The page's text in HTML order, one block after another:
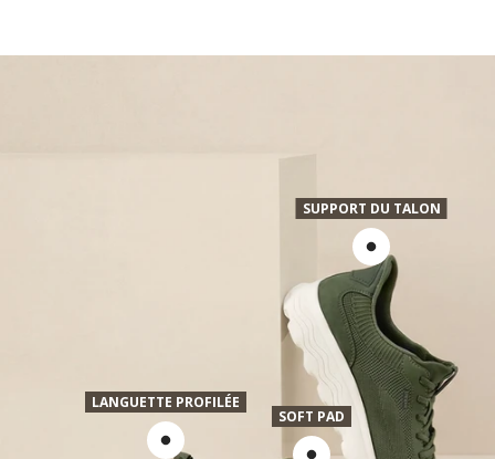
SOFT PAD
SUPPORT DU TALON
LANGUETTE PROFILÉE